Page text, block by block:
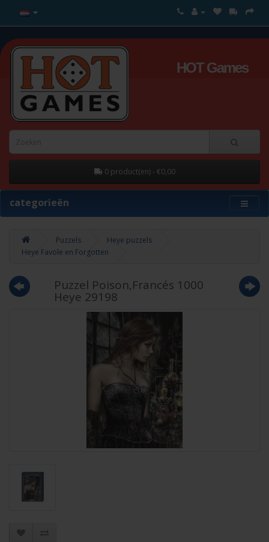
HOT Games
0 product(en) - €0,00
categorieën
Puzzels
Heye puzzels
Heye Favole en Forgotten
Puzzel Poison,Francés 1000
Heye 29198